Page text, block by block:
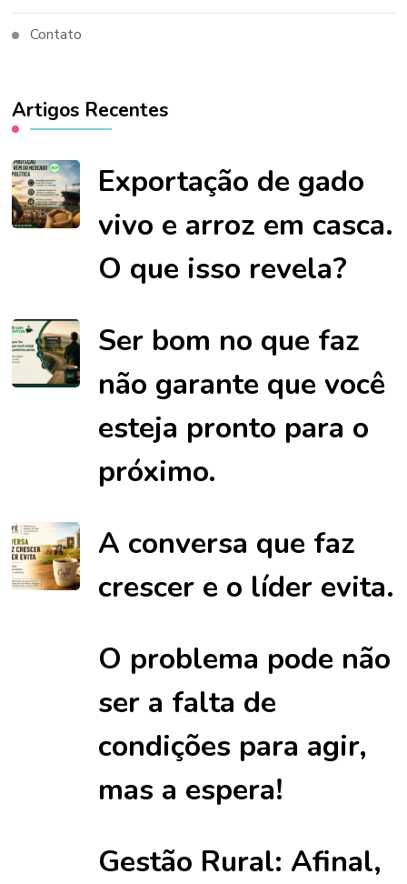
Contato
Artigos Recentes
Exportação de gado
vivo e arroz em casca.
O que isso revela?
Ser bom no que faz
não garante que você
esteja pronto para o
próximo.
A conversa que faz
crescer e o líder evita.
O problema pode não
ser a falta de
condições para agir,
mas a espera!
Gestão Rural: Afinal,